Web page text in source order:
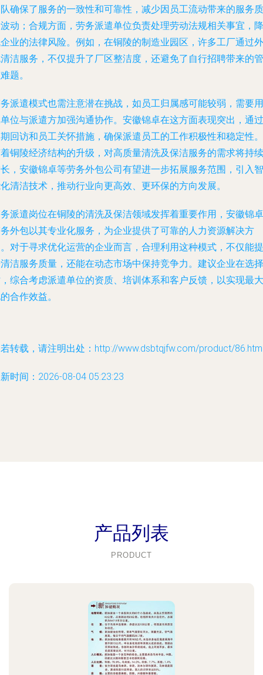
确保了服务的一致性和可靠性，减少因员工流动带来的服务质
动；合规方面，劳务派遣单位负责处理劳动法规相关事宜，降
业的法律风险。例如，在铜陵的制造业园区，许多工厂通过外
洁服务，不仅提升了厂区整洁度，还避免了自行招聘带来的管
题。
派遣模式也需注意潜在挑战，如员工归属感可能较弱，需要用
位与派遣方加强沟通协作。安徽锦卓在这方面表现突出，通过
回访和员工关怀措施，确保派遣员工的工作积极性和稳定性。
铜陵经济结构的升级，对高质量清洗及保洁服务的需求将持续
，安徽锦卓等劳务外包公司有望进一步拓展服务范围，引入智
清洁技术，推动行业向更高效、更环保的方向发展。
派遣岗位在铜陵的清洗及保洁领域发挥着重要作用，安徽锦卓
外包以其专业化服务，为企业提供了可靠的人力资源解决方
对于寻求优化运营的企业而言，合理利用这种模式，不仅能提
洁服务质量，还能在动态市场中保持竞争力。建议企业在选择
综合考虑派遣单位的资质、培训体系和客户反馈，以实现最大
合作效益。
转载，请注明出处：http://www.dsbtqjfw.com/product/
时间：2026-08-04 05:23:23
产品列表
PRODUCT